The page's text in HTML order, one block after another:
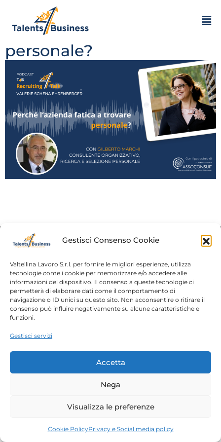
Gestisci Consenso Cookie
Valtellina Lavoro S.r.l. per fornire le migliori esperienze, utilizza
tecnologie come i cookie per memorizzare e/o accedere alle
informazioni del dispositivo. Il consenso a queste tecnologie ci
permetterà di elaborare dati come il comportamento di
navigazione o ID unici su questo sito. Non acconsentire o ritirare il
consenso può influire negativamente su alcune caratteristiche e
funzioni.
Gestisci servizi
Accetta
Nega
Visualizza le preferenze
Cookie PolicyPrivacy e Social media policy
Gilberto Marchi | Perché
l’azienda non trova
personale?
Home
Login
Chi siamo
Conosciamoci
Percorsi T4B
Podcast
Copyright 2023 – Talents4Business divisione di
Valtellina Lavoro srl |
Privacy Policy
00788210144